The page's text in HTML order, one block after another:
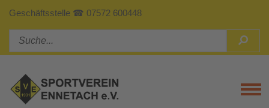
Geschäftsstelle ☎ 07572 600448